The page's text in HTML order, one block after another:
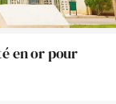
en or pour